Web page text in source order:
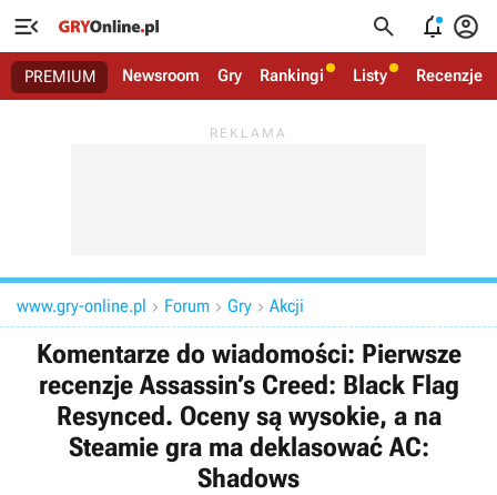
   
PREMIUM Newsroom Gry Rankingi Listy Recenzje
www.gry-online.pl  Forum  Gry  Akcji
Komentarze do wiadomości: Pierwsze
recenzje Assassin’s Creed: Black Flag
Resynced. Oceny są wysokie, a na
Steamie gra ma deklasować AC:
Shadows